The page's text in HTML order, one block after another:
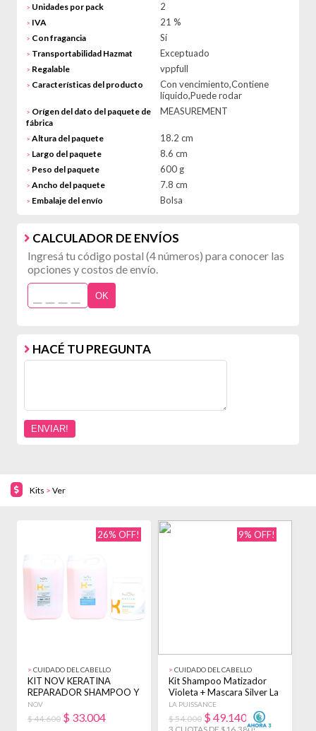
> Unidades por pack 2
> IVA 21 %
> Con fragancia Sí
> Transportabilidad Hazmat Exceptuado
> Regalable vppfull
> Características del producto
Con vencimiento,Contiene
líquido,Puede rodar
> Orígen del dato del paquete de
fábrica
MEASUREMENT
> Altura del paquete 18.2 cm
> Largo del paquete 8.6 cm
> Peso del paquete 600 g
> Ancho del paquete 7.8 cm
> Embalaje del envío Bolsa
CALCULADOR DE ENVÍOS
Ingresá tu código postal (4 números) para conocer las
opciones y costos de envío.
OK
HACÉ TU PREGUNTA
Kits > Ver
26% OFF!
> CUIDADO DEL CABELLO
KIT NOV KERATINA
REPARADOR SHAMPOO Y
ENJUAGUE 3900ML +
BAÑO
NOV
$ 44.600 $ 33.004
9% OFF!
> CUIDADO DEL CABELLO
Kit Shampoo Matizador
Violeta + Mascara Silver La
Puissance
LA PUISSANCE
$ 54.000 $ 49.140